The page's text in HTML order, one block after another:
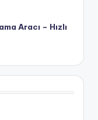
Aracı – Hızlı